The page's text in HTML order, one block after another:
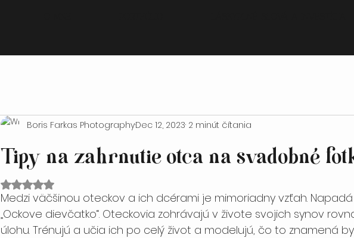
Tipy na zahrnutie otca na svadobné
Boris Farkas PhotographyDec 12, 2023 2 minút čítania
Hodnotenie NaN z 5 hviezdičiek.
Medzi väčšinou oteckov a ich dcérami je mimoriadny vzťah.
„Ockove dievčatko“. Oteckovia zohrávajú v živote svojich synov
úlohu. Trénujú a učia ich po celý život a modelujú, čo to znamená